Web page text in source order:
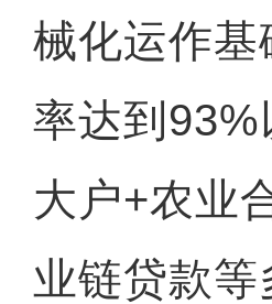
械化运作
率达到93%
大户+农业
业链贷款